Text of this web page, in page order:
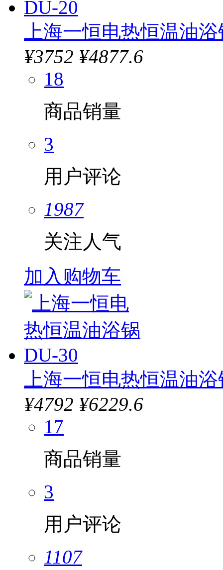
上海一恒电热恒温油
¥3752 ¥4877.6
18
商品销量
3
用户评论
1987
关注人气
加入购物车
上海一恒电热恒温油
¥4792 ¥6229.6
17
商品销量
3
用户评论
1107